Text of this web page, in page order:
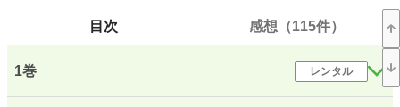
目次 感想（115件）
1巻 レンタル